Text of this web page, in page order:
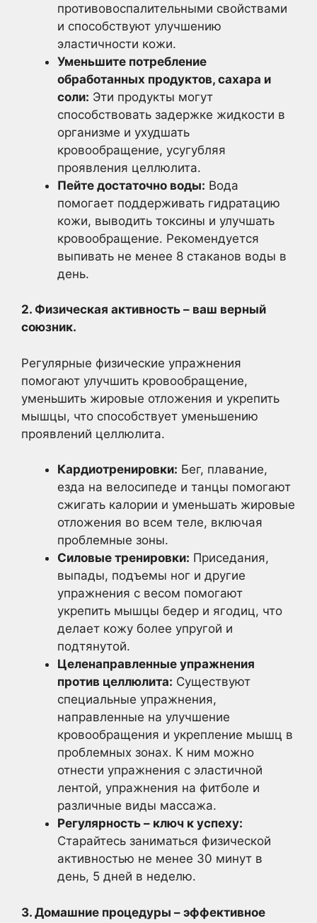
противовоспалительными свойствами
и способствуют улучшению
эластичности кожи.
Уменьшите потребление
обработанных продуктов, сахара и
соли: Эти продукты могут
способствовать задержке жидкости в
организме и ухудшать
кровообращение, усугубляя
проявления целлюлита.
Пейте достаточно воды: Вода
помогает поддерживать гидратацию
кожи, выводить токсины и улучшать
кровообращение. Рекомендуется
выпивать не менее 8 стаканов воды в
день.
2. Физическая активность – ваш верный
союзник.
Регулярные физические упражнения
помогают улучшить кровообращение,
уменьшить жировые отложения и укрепить
мышцы, что способствует уменьшению
проявлений целлюлита.
Кардиотренировки: Бег, плавание,
езда на велосипеде и танцы помогают
сжигать калории и уменьшать жировые
отложения во всем теле, включая
проблемные зоны.
Силовые тренировки: Приседания,
выпады, подъемы ног и другие
упражнения с весом помогают
укрепить мышцы бедер и ягодиц, что
делает кожу более упругой и
подтянутой.
Целенаправленные упражнения
против целлюлита: Существуют
специальные упражнения,
направленные на улучшение
кровообращения и укрепление мышц в
проблемных зонах. К ним можно
отнести упражнения с эластичной
лентой, упражнения на фитболе и
различные виды массажа.
Регулярность – ключ к успеху:
Старайтесь заниматься физической
активностью не менее 30 минут в
день, 5 дней в неделю.
3. Домашние процедуры – эффективное